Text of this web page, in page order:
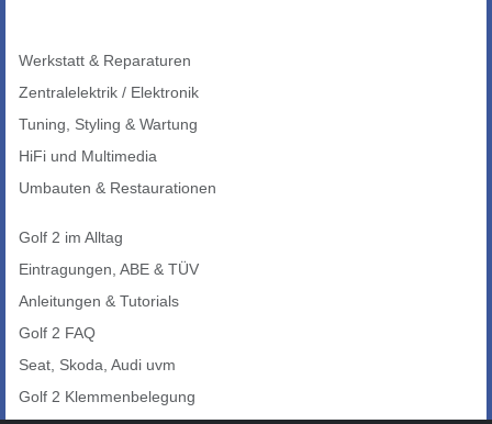
Werkstatt & Reparaturen
Zentralelektrik / Elektronik
Tuning, Styling & Wartung
HiFi und Multimedia
Umbauten & Restaurationen
Golf 2 im Alltag
Eintragungen, ABE & TÜV
Anleitungen & Tutorials
Golf 2 FAQ
Seat, Skoda, Audi uvm
Golf 2 Klemmenbelegung